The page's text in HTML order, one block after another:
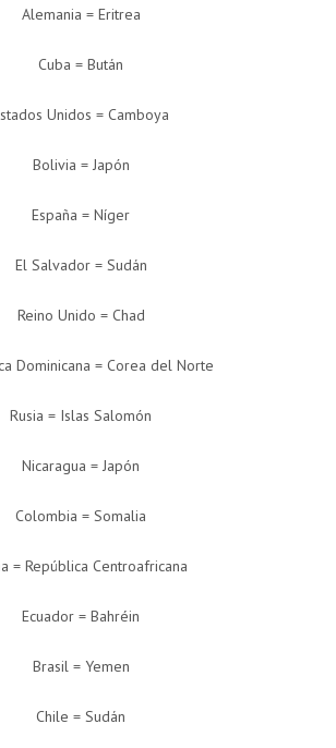
Alemania = Eritrea
Cuba = Bután
Unidos = Camboya
Bolivia = Japón
España = Níger
El Salvador = Sudán
Reino Unido = Chad
Dominicana = Corea del Norte
Rusia = Islas Salomón
Nicaragua = Japón
Colombia = Somalia
= República Centroafricana
Ecuador = Bahréin
Brasil = Yemen
Chile = Sudán